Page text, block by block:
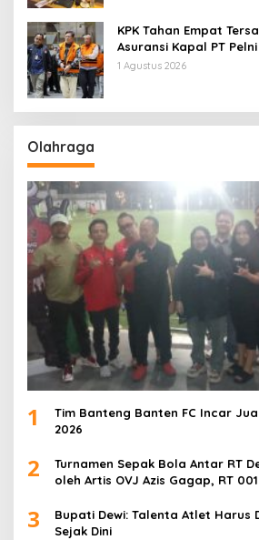
KPK Tahan Empat
Asuransi Kapal PT Pelni
1 Agustus 2026
Olahraga
1
Tim Banteng Banten FC Incar
2026
2
Turnamen Sepak Bola Antar RT
oleh Artis OVJ Azis Gagap, RT
3
Bupati Dewi: Talenta Atlet Harus
Sejak Dini